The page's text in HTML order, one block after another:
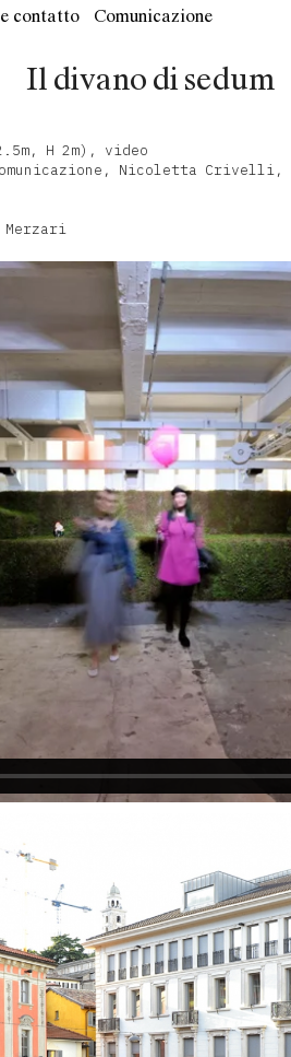
contatto Comunicazione
Il divano di sedum
H 2m), video
Nicoletta
Merzari